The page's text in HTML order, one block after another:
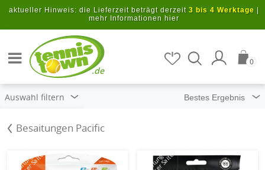
Zum Hauptinhalt springen
aktueller Hinweis: die Lieferzeit beträgt derzeit 3 bis 4 Werktage
mehr Informationen hier
.de
0
Auswahl filtern
Besaitungen Pacific